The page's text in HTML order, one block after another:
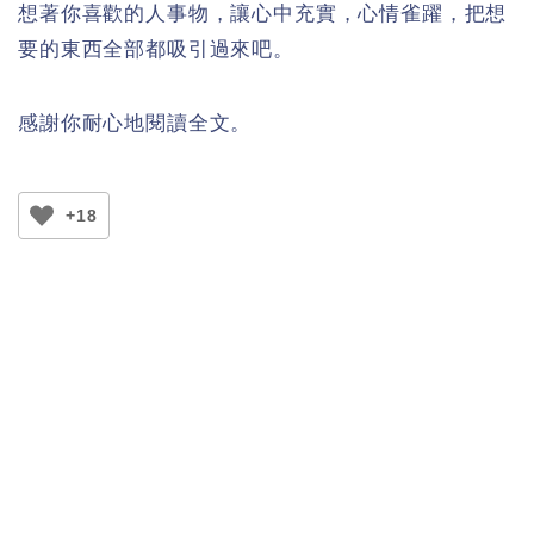
想著你喜歡的人事物，讓心中充實，心情雀躍，把想
要的東西全部都吸引過來吧。
感謝你耐心地閱讀全文。
+18